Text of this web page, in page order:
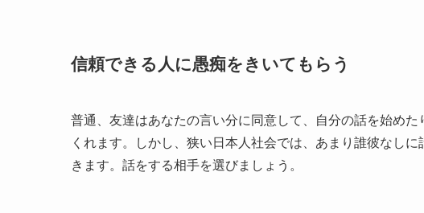
信頼できる人に愚痴をきいてもらう
普通、友達はあなたの言い分に同意して、自分の話を始め
くれます。しかし、狭い日本人社会では、あまり誰彼なし
きます。話をする相手を選びましょう。